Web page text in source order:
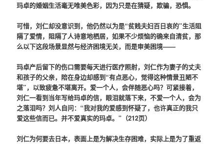
玛卓的婚姻生活毫无唯美色彩，因为只是在猜疑，欺骗，恐惧。
可惜，刘仁却没意识到，他仍然以为是“贫贱夫妇百日哀的”生活阻
隔了爱情，阻隔了人诗意地栖居，如果不少烦恼的确来自清贫，那
么以下这段场景显然与经济困境无关，而是审美困境——
玛卓产后留下的伤口需要每天进行医疗照射，刘仁作为妻子的丈夫
和孩子的父亲，陪在身边却感到“有点恶心，觉得这种情景丑陋不
堪”，以致疲惫不堪离开。爱一个人，会伴随恶心吗？可紧接着，
刘仁一看到当年写给玛卓的信，眼泪就落下来，不爱一个人，会为
之落泪吗？刘人自问：“我对我的爱感到怀疑了，也许真正的我只
爱这些信而已。并不爱真实的玛卓。”（212页）
刘仁为何要去日本，表面上是为解决生存困难，实际上是为了重返